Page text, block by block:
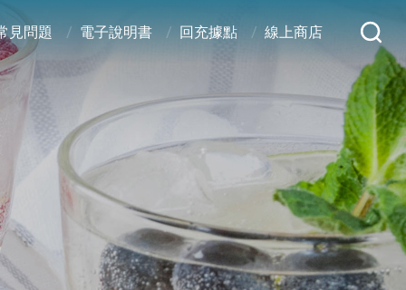
見問題 電子說明書 回充據點 線上商店